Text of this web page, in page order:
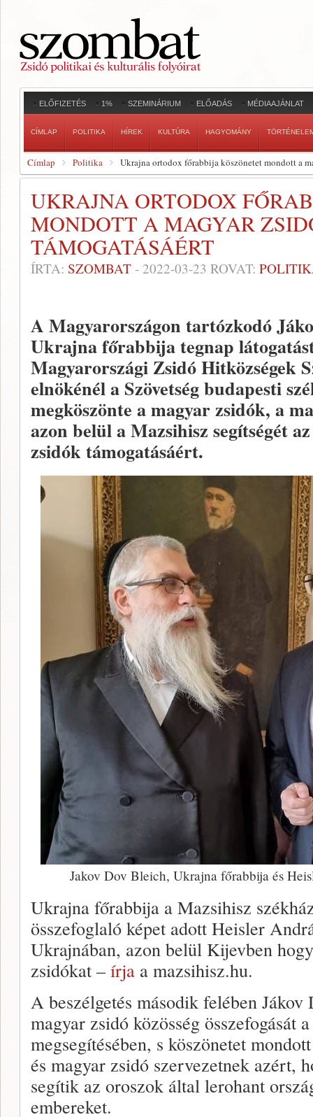
ELŐFIZETÉS 1% SZEMINÁRIUM ELŐADÁS MÉDIAAJÁNLAT
CÍMLAP POLITIKA HÍREK KULTÚRA HAGYOMÁNY
Címlap Politika Ukrajna ortodox főrabbija köszönetet mondott a
UKRAJNA ORTODOX
MONDOTT A MAGYAR
TÁMOGATÁSÁÉRT
ÍRTA: SZOMBAT - 2022-03-23 ROVAT:
A Magyarországon tartózkodó
Ukrajna főrabbija tegnap
Magyarországi Zsidó Hitközségek
elnökénél a Szövetség budapesti
megköszönte a magyar zsidók, a
azon belül a Mazsihisz segítségét
zsidók támogatásáért.
Jakov Dov Bleich, Ukrajna főrabbija és
Ukrajna főrabbija a Mazsihisz
összefoglaló képet adott Heisler
Ukrajnában, azon belül Kijevben
zsidókat – írja a mazsihisz.hu.
A beszélgetés második felében
magyar zsidó közösség összefogását
megsegítésében, s köszönetet
és magyar zsidó szervezetnek azért,
segítik az oroszok által lerohant
embereket.